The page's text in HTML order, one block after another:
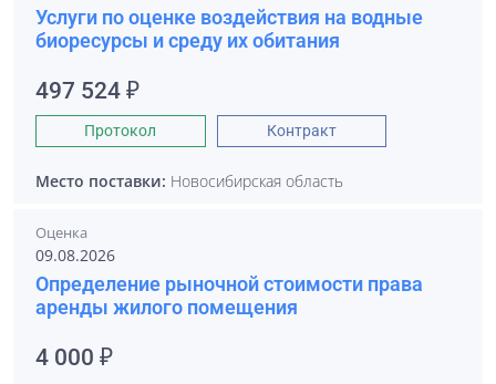
Услуги по оценке воздействия на водные
биоресурсы и среду их обитания
497 524 ₽
Протокол Контракт
Место поставки: Новосибирская область
Оценка
09.08.2026
Определение рыночной стоимости права
аренды жилого помещения
4 000 ₽